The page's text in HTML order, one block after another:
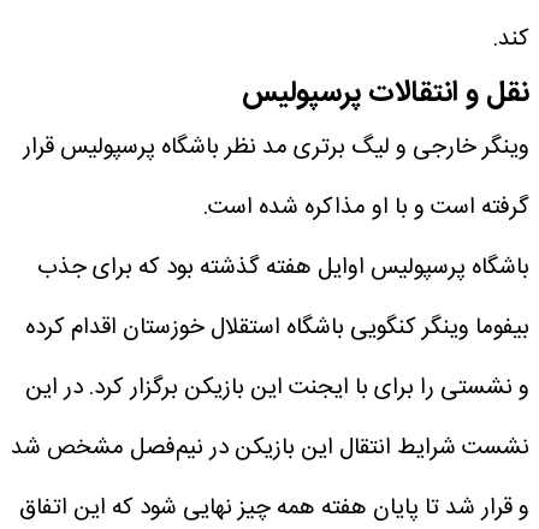
کند.
نقل و انتقالات پرسپولیس
وینگر خارجی و لیگ برتری مد نظر باشگاه پرسپولیس قرار
گرفته است و با او مذاکره شده است.
باشگاه پرسپولیس اوایل هفته گذشته بود که برای جذب
بیفوما وینگر کنگویی باشگاه استقلال خوزستان اقدام کرده
و نشستی را برای با ایجنت این بازیکن برگزار کرد. در این
نشست شرایط انتقال این بازیکن در نیم‌فصل مشخص شد
و قرار شد تا پایان هفته همه چیز نهایی شود که این اتفاق